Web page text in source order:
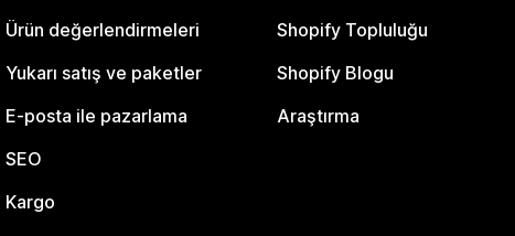
Ürün değerlendirmeleri
Yukarı satış ve paketler
E-posta ile pazarlama
SEO
Kargo
Shopify Topluluğu
Shopify Blogu
Araştırma